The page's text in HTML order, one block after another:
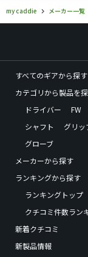
my caddie メーカー一覧
すべてのギアから探す
カテゴリから製品を
ドライバー
FW
シャフト
グリッ
グローブ
メーカーから探す
ランキングから探す
ランキングトップ
クチコミ件数ラン
新着クチコミ
新製品情報